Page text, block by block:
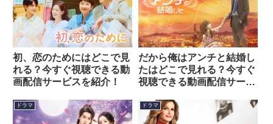
初、恋のためにはどこで見
れる？今すぐ視聴できる動
画配信サービスを紹介！
だから俺はアンチと結婚し
たはどこで見れる？今すぐ
視聴できる動画配信サービ
ドラマ ドラマ